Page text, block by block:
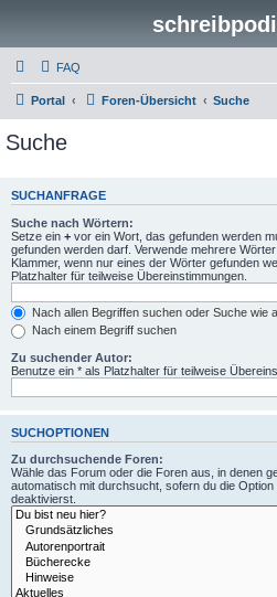
FAQ
Portal Foren-Übersicht Suche
Suche
SUCHANFRAGE
Suche nach Wörtern:
Setze ein + vor ein Wort, das gefunden werden
gefunden werden darf. Verwende mehrere
Klammer, wenn nur eines der Wörter gefunden
Platzhalter für teilweise Übereinstimmungen.
Nach allen Begriffen suchen oder Suche wie
Nach einem Begriff suchen
Zu suchender Autor:
Benutze ein * als Platzhalter für teilweise
SUCHOPTIONEN
Zu durchsuchende Foren:
Wähle das Forum oder die Foren aus, in denen
automatisch mit durchsucht, sofern du die
deaktivierst.